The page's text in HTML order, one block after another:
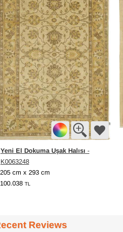
Yeni El Dokuma Uşak Halısı -
K0063248
205 cm x 293 cm
100.038 TL
Reviews